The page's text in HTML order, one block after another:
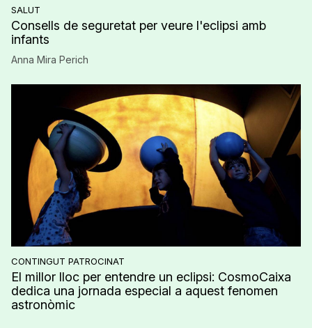
SALUT
Consells de seguretat per veure l'eclipsi amb
infants
Anna Mira Perich
CONTINGUT PATROCINAT
El millor lloc per entendre un eclipsi: CosmoCaixa
dedica una jornada especial a aquest fenomen
astronòmic